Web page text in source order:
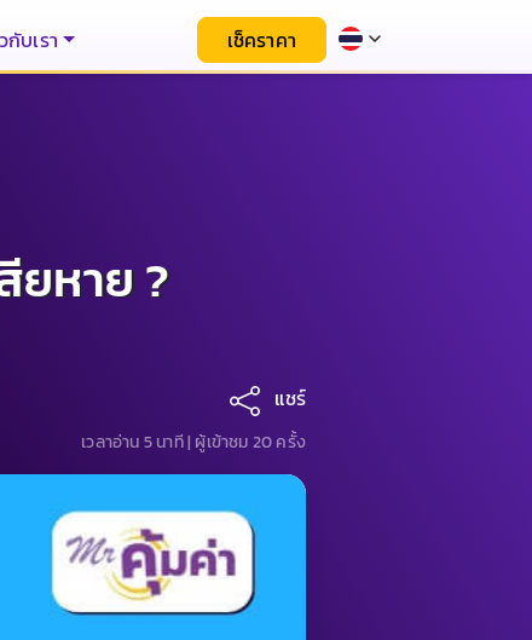
กับเรา เช็คราคา
ยหาย ?
แชร์
เวลาอ่าน 5 นาที | ผู้เข้าชม 20 ครั้ง